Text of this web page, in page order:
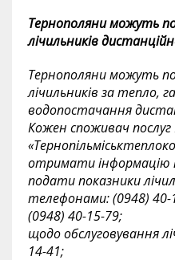
Тернополяни можуть
лічильників
Тернополяни можуть
лічильників за тепло,
водопостачання
Кожен споживач
отримати інформацію
подати показники
телефонами: (0948) 40-
(0948) 40-15-79;
щодо обслуговування
14-41;